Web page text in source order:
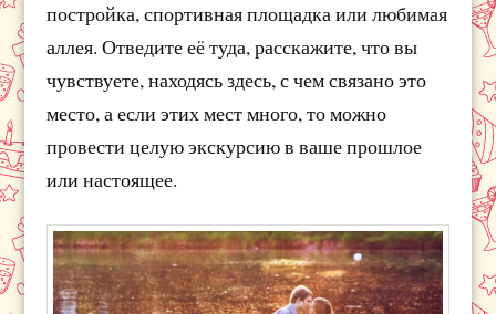
постройка, спортивная площадка или любимая
аллея. Отведите её туда, расскажите, что вы
чувствуете, находясь здесь, с чем связано это
место, а если этих мест много, то можно
провести целую экскурсию в ваше прошлое
или настоящее.